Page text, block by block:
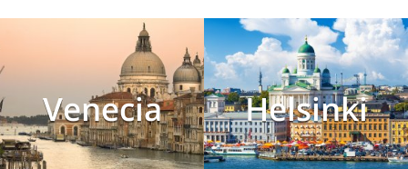
Venecia Helsinki